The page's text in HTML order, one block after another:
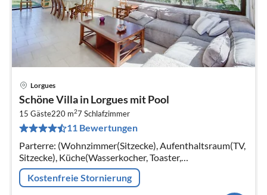
Lorgues
Schöne Villa in Lorgues mit Pool
15 Gäste220 m27 Schlafzimmer
11 Bewertungen
Parterre: (Wohnzimmer(Sitzecke), Aufenthaltsraum(TV,
Sitzecke), Küche(Wasserkocher, Toaster,
Kaffeemaschine, Backofen, Mikrowelle, Spülmaschine,
Kühlschrank, Zitruspresse))
Kostenfreie Stornierung